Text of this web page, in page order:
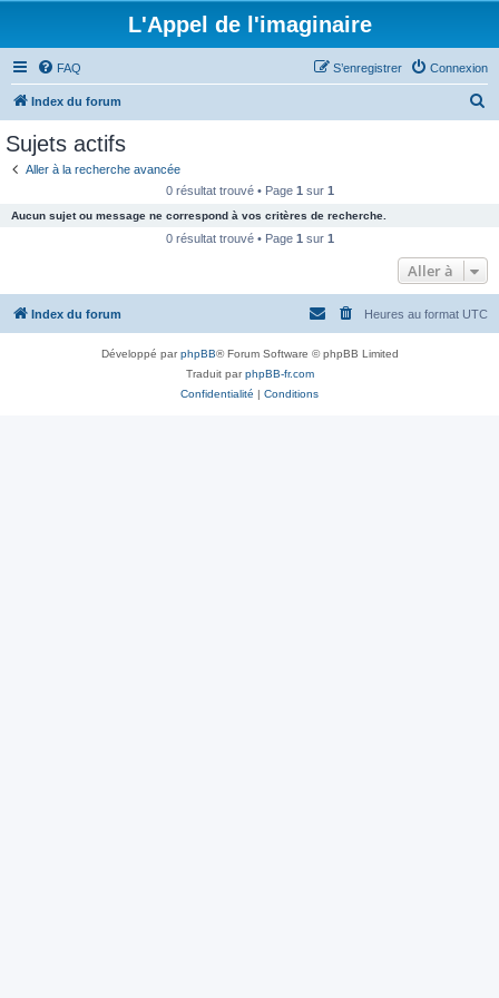
L'Appel de l'imaginaire
FAQ Connexion
S’enregistrer
Index du forum
c
e
Sujets actifs
Aller à la recherche avancée
0 résultat trouvé • Page 1 sur 1
Aucun sujet ou message ne correspond à vos critères de recherche.
0 résultat trouvé • Page 1 sur 1
Aller à
Index du forum Heures au format UTC
Développé parphpBB® Forum Software © phpBB Limited
Traduit parphpBB-fr.com
Confidentialité | Conditions